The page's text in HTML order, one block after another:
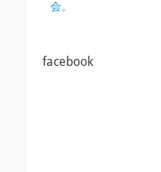
ナ
ゲ
の
会。
facebook